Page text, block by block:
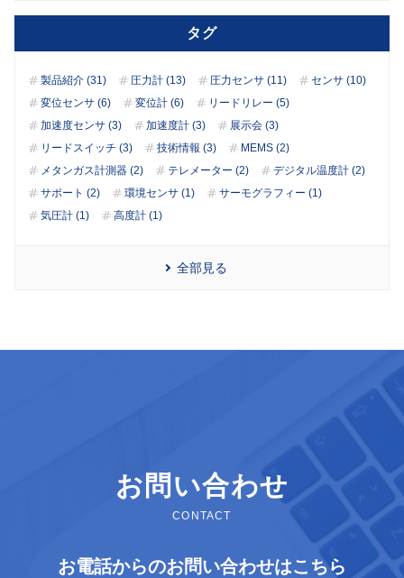
タグ
製品紹介 (31) 圧力計 (13) 圧力センサ (11)
センサ (10)
変位センサ (6)
変位計 (6)
リードリレー (5)
加速度センサ (3)
加速度計 (3)
展示会 (3)
リードスイッチ (3)
技術情報 (3)
MEMS (2)
メタンガス計測器 (2)
テレメーター (2)
デジタル温度計 (2)
サポート (2)
環境センサ (1)
サーモグラフィー (1)
気圧計 (1)
高度計 (1)
全部見る
お問い合わせ
CONTACT
お電話からのお問い合わせはこちら